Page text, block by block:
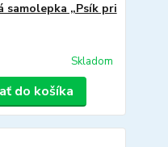
samolepka „Psík pri
Skladom
do košíka